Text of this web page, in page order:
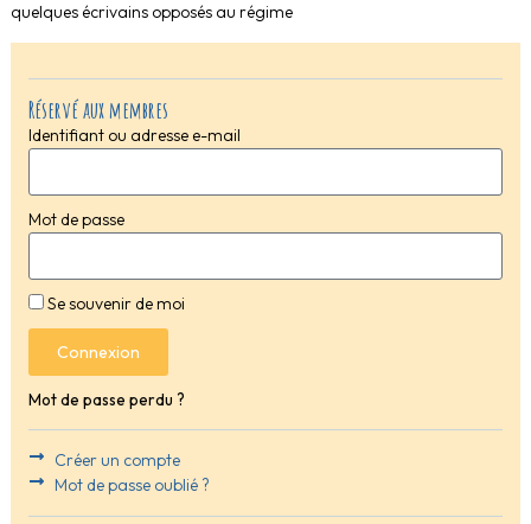
Réservé aux membres
Identifiant ou adresse e-mail
Mot de passe
Se souvenir de moi
Connexion
Mot de passe perdu ?
Créer un compte
Mot de passe oublié ?
quelques écrivains opposés au régime